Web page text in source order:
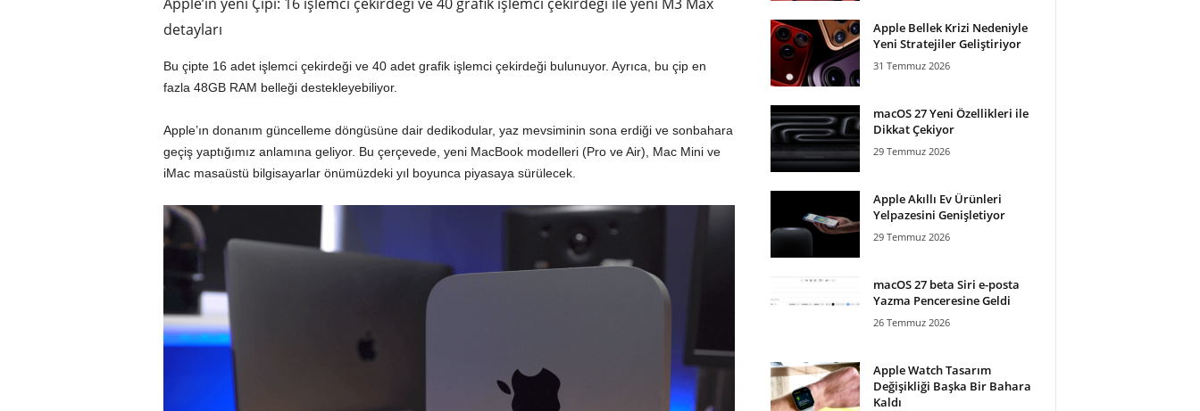
detayları
Bu çipte 16 adet işlemci çekirdeği ve 40 adet grafik işlemci çekirdeği bulunuyor. Ayrıca, bu çip en
fazla 48GB RAM belleği destekleyebiliyor.
Apple’ın donanım güncelleme döngüsüne dair dedikodular, yaz mevsiminin sona erdiği ve sonbahara
geçiş yaptığımız anlamına geliyor. Bu çerçevede, yeni MacBook modelleri (Pro ve Air), Mac Mini ve
iMac masaüstü bilgisayarlar önümüzdeki yıl boyunca piyasaya sürülecek.
Apple Bellek Krizi Nedeniyle
Yeni Stratejiler Geliştiriyor
31 Temmuz 2026
macOS 27 Yeni Özellikleri ile
Dikkat Çekiyor
29 Temmuz 2026
Apple Akıllı Ev Ürünleri
Yelpazesini Genişletiyor
29 Temmuz 2026
macOS 27 beta Siri e-posta
Yazma Penceresine Geldi
26 Temmuz 2026
Apple Watch Tasarım
Değişikliği Başka Bir Bahara
Kaldı